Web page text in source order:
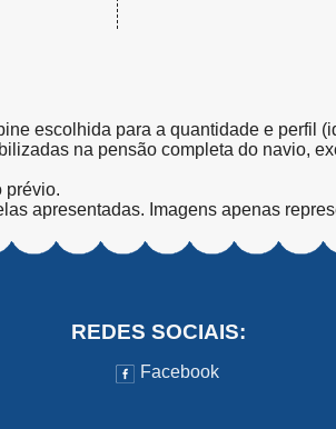
escolhida para a quantidade e perfil
na pensão completa do navio,
prévio.
apresentadas. Imagens apenas
REDES SOCIAIS:
Facebook